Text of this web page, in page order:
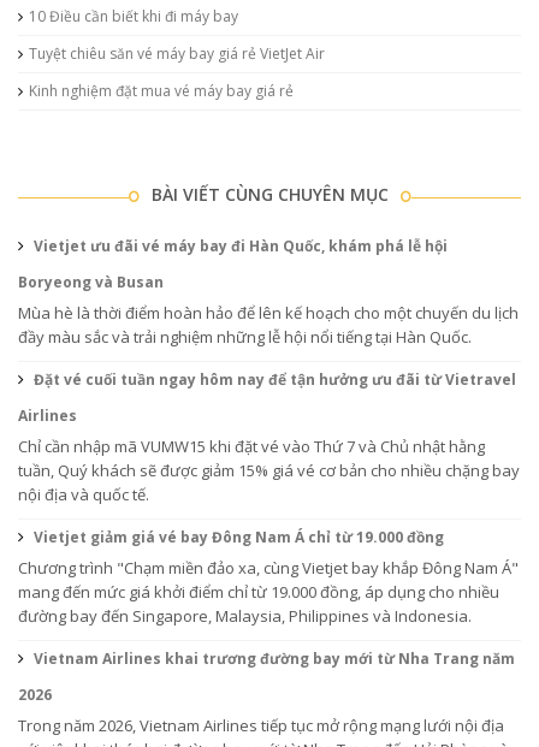
10 Điều cần biết khi đi máy bay
Tuyệt chiêu săn vé máy bay giá rẻ VietJet Air
Kinh nghiệm đặt mua vé máy bay giá rẻ
BÀI VIẾT CÙNG CHUYÊN MỤC
Vietjet ưu đãi vé máy bay đi Hàn Quốc, khám phá lễ hội
Boryeong và Busan
Mùa hè là thời điểm hoàn hảo để lên kế hoạch cho một chuyến du lịch
đầy màu sắc và trải nghiệm những lễ hội nổi tiếng tại Hàn Quốc.
Đặt vé cuối tuần ngay hôm nay để tận hưởng ưu đãi từ Vietravel
Airlines
Chỉ cần nhập mã VUMW15 khi đặt vé vào Thứ 7 và Chủ nhật hằng
tuần, Quý khách sẽ được giảm 15% giá vé cơ bản cho nhiều chặng bay
nội địa và quốc tế.
Vietjet giảm giá vé bay Đông Nam Á chỉ từ 19.000 đồng
Chương trình "Chạm miền đảo xa, cùng Vietjet bay khắp Đông Nam Á"
mang đến mức giá khởi điểm chỉ từ 19.000 đồng, áp dụng cho nhiều
đường bay đến Singapore, Malaysia, Philippines và Indonesia.
Vietnam Airlines khai trương đường bay mới từ Nha Trang năm
2026
Trong năm 2026, Vietnam Airlines tiếp tục mở rộng mạng lưới nội địa